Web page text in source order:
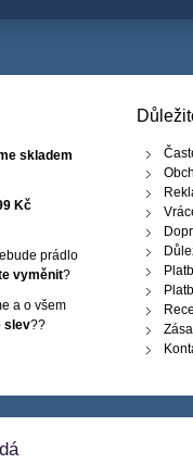
skladem
Kč
prádlo
vyměnit?
a o všem
slev??